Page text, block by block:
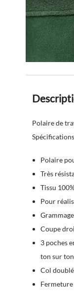
Polaire de
Polaire
Très
Tissu
Pour
Coupe
3 poches
ton sur ton
Col